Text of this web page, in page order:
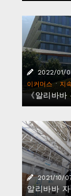
2022/01/
이커머스·지
《알리바바
2021/10/
알리바바 자